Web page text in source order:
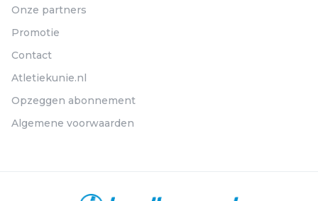
Onze partners
Promotie
Contact
Atletiekunie.nl
Opzeggen abonnement
Algemene voorwaarden